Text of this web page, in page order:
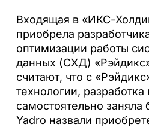
Входящая в «ИКС-
приобрела
оптимизации работы
данных (СХД)
считают, что с
технологии, разработка
самостоятельно заняла
Yadro назвали